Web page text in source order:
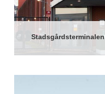
Stadsgårdsterminalen